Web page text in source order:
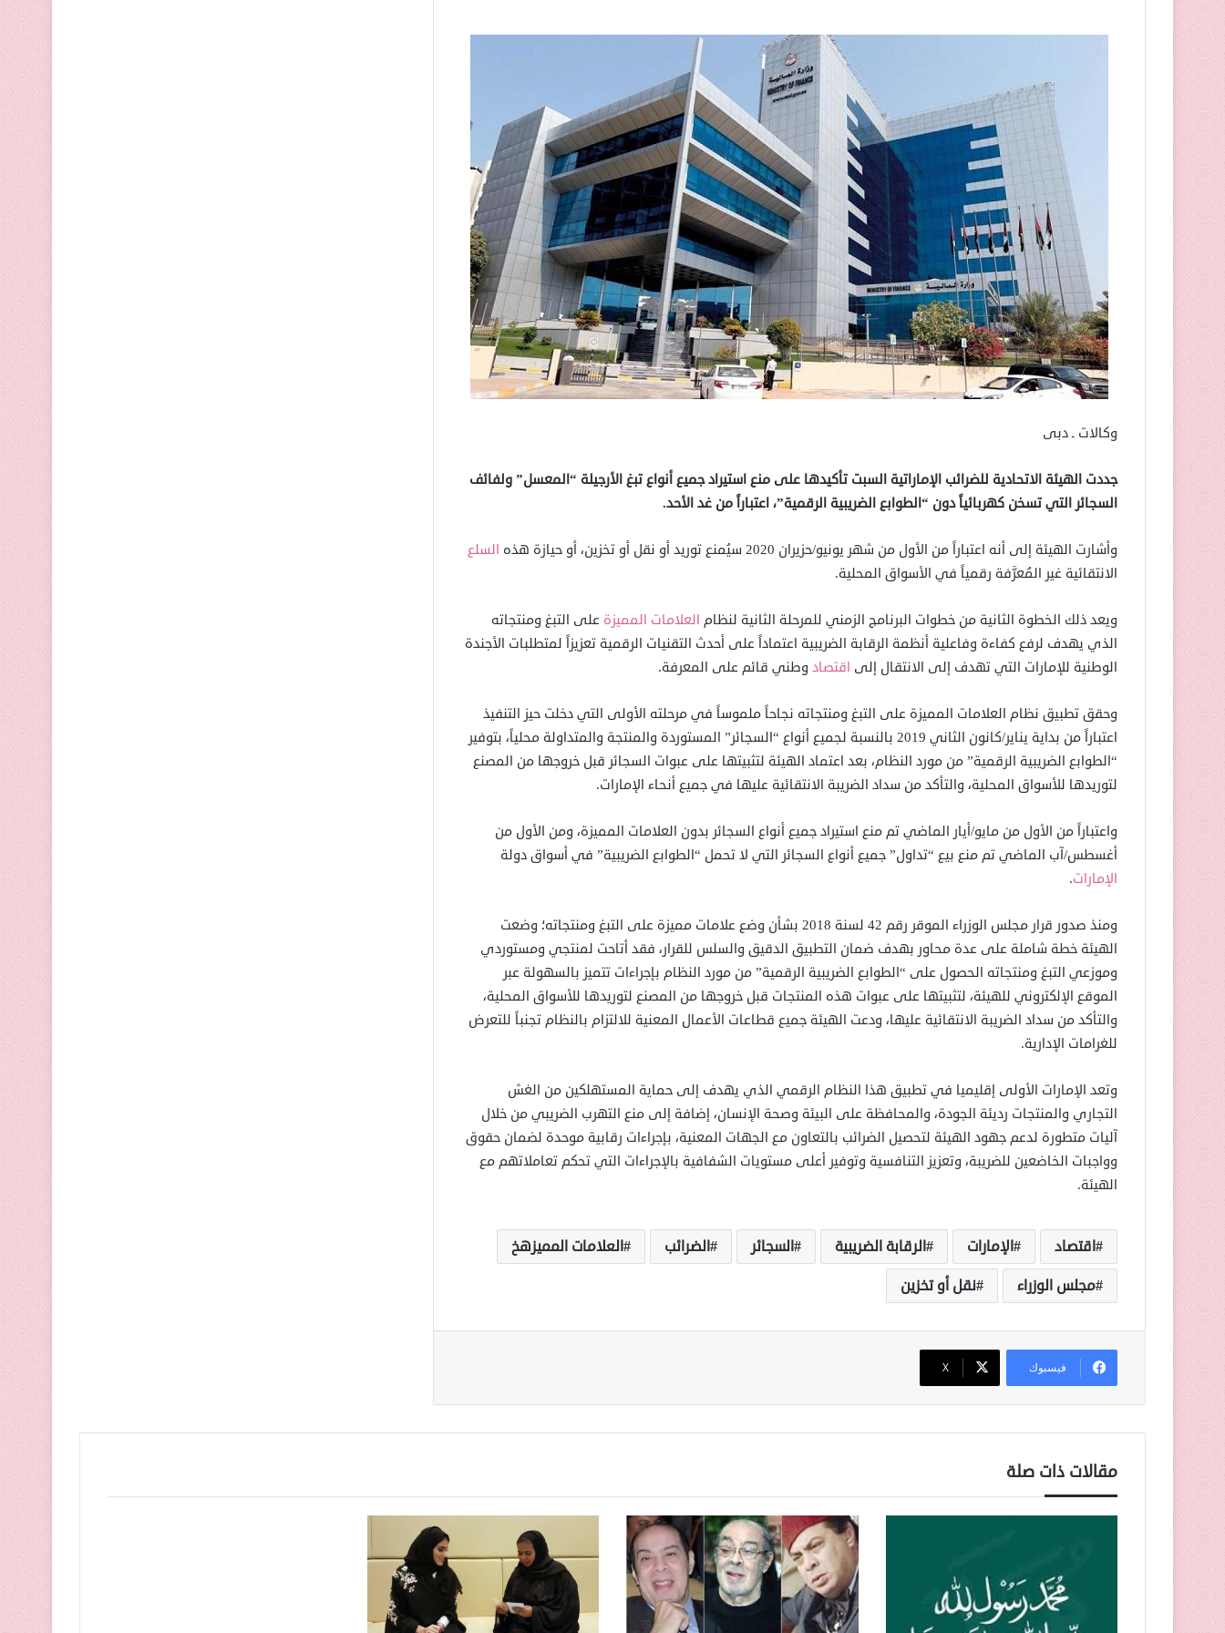
وكالات ـ دبى
جددت الهيئة الاتحادية للضرائب الإماراتية السبت تأكيدها على منع استيراد جميع أنواع تبغ الأرجيلة “المعسل” ولفائف
السجائر التي تسخن كهربائياً دون “الطوابع الضريبية الرقمية”، اعتباراً من غد الأحد.
وأشارت الهيئة إلى أنه اعتباراً من الأول من شهر يونيو/حزيران 2020 سيُمنع توريد أو نقل أو تخزين، أو حيازة هذه
السلع
الانتقائية غير المُعرَّفة رقمياً في الأسواق المحلية.
ويعد ذلك الخطوة الثانية من خطوات البرنامج الزمني للمرحلة الثانية لنظام العلامات المميزة على التبغ ومنتجاته
الذي يهدف لرفع كفاءة وفاعلية أنظمة الرقابة الضريبية اعتماداً على أحدث التقنيات الرقمية تعزيزاً لمتطلبات الأجندة
الوطنية للإمارات التي تهدف إلى الانتقال إلى اقتصاد وطني قائم على المعرفة.
وحقق تطبيق نظام العلامات المميزة على التبغ ومنتجاته نجاحاً ملموساً في مرحلته الأولى التي دخلت حيز التنفيذ
اعتباراً من بداية يناير/كانون الثاني 2019 بالنسبة لجميع أنواع “السجائر” المستوردة والمنتجة والمتداولة محلياً، بتوفير
“الطوابع الضريبية الرقمية” من مورد النظام، بعد اعتماد الهيئة لتثبيتها على عبوات السجائر قبل خروجها من المصنع
لتوريدها للأسواق المحلية، والتأكد من سداد الضريبة الانتقائية عليها في جميع أنحاء الإمارات.
واعتباراً من الأول من مايو/أيار الماضي تم منع استيراد جميع أنواع السجائر بدون العلامات المميزة، ومن الأول من
أغسطس/آب الماضي تم منع بيع “تداول” جميع أنواع السجائر التي لا تحمل “الطوابع الضريبية” في أسواق دولة
الإمارات.
ومنذ صدور قرار مجلس الوزراء الموقر رقم 42 لسنة 2018 بشأن وضع علامات مميزة على التبغ ومنتجاته؛ وضعت
الهيئة خطة شاملة على عدة محاور بهدف ضمان التطبيق الدقيق والسلس للقرار، فقد أتاحت لمنتجي ومستوردي
وموزعي التبغ ومنتجاته الحصول على “الطوابع الضريبية الرقمية” من مورد النظام بإجراءات تتميز بالسهولة عبر
الموقع الإلكتروني للهيئة، لتثبيتها على عبوات هذه المنتجات قبل خروجها من المصنع لتوريدها للأسواق المحلية،
والتأكد من سداد الضريبة الانتقائية عليها، ودعت الهيئة جميع قطاعات الأعمال المعنية للالتزام بالنظام تجنباً للتعرض
للغرامات الإدارية.
وتعد الإمارات الأولى إقليميا في تطبيق هذا النظام الرقمي الذي يهدف إلى حماية المستهلكين من الغش
التجاري والمنتجات رديئة الجودة، والمحافظة على البيئة وصحة الإنسان، إضافة إلى منع التهرب الضريبي من خلال
آليات متطورة لدعم جهود الهيئة لتحصيل الضرائب بالتعاون مع الجهات المعنية، بإجراءات رقابية موحدة لضمان حقوق
وواجبات الخاضعين للضريبة، وتعزيز التنافسية وتوفير أعلى مستويات الشفافية بالإجراءات التي تحكم تعاملاتهم مع
الهيئة.
اقتصاد الإمارات الرقابة الضريبية السجائر الضرائب
العلامات المميزهخ
مجلس الوزراء
نقل أو تخزين
فيسبوك ‫X
مقالات ذات صلة